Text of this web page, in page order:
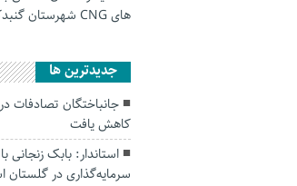
های CNG شهرستان گنبدکاووس
جديدترين ها
کاهش یافت
سرمایه‌گذاری در